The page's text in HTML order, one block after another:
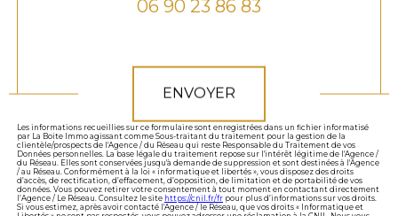
06 90 23 86 83
ENVOYER
Les informations recueillies sur ce formulaire sont enregistrées dans un fichier informatisé
par La Boite Immo agissant comme Sous-traitant du traitement pour la gestion de la
clientèle/prospects de l'Agence / du Réseau qui reste Responsable du Traitement de vos
Données personnelles. La base légale du traitement repose sur l'intérêt légitime de l'Agence /
du Réseau. Elles sont conservées jusqu'à demande de suppression et sont destinées à l'Agence
/ au Réseau. Conformément à la loi « informatique et libertés », vous disposez des droits
d’accès, de rectification, d’effacement, d’opposition, de limitation et de portabilité de vos
données. Vous pouvez retirer votre consentement à tout moment en contactant directement
l’Agence / Le Réseau. Consultez le site https://cnil.fr/fr pour plus d’informations sur vos droits.
Si vous estimez, après avoir contacté l'Agence / le Réseau, que vos droits « Informatique et